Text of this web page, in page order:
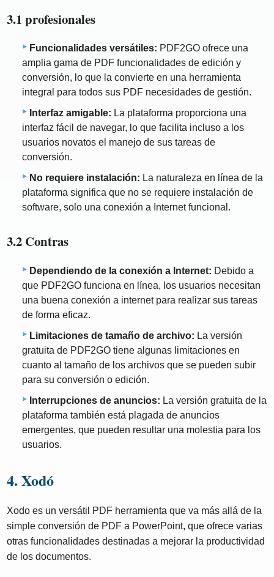
3.1 profesionales
Funcionalidades versátiles: PDF2GO ofrece una
amplia gama de PDF funcionalidades de edición y
conversión, lo que la convierte en una herramienta
integral para todos sus PDF necesidades de gestión.
Interfaz amigable: La plataforma proporciona una
interfaz fácil de navegar, lo que facilita incluso a los
usuarios novatos el manejo de sus tareas de
conversión.
No requiere instalación: La naturaleza en línea de la
plataforma significa que no se requiere instalación de
software, solo una conexión a Internet funcional.
3.2 Contras
Dependiendo de la conexión a Internet: Debido a
que PDF2GO funciona en línea, los usuarios necesitan
una buena conexión a internet para realizar sus tareas
de forma eficaz.
Limitaciones de tamaño de archivo: La versión
gratuita de PDF2GO tiene algunas limitaciones en
cuanto al tamaño de los archivos que se pueden subir
para su conversión o edición.
Interrupciones de anuncios: La versión gratuita de la
plataforma también está plagada de anuncios
emergentes, que pueden resultar una molestia para los
usuarios.
4. Xodó
Xodo es un versátil PDF herramienta que va más allá de la
simple conversión de PDF a PowerPoint, que ofrece varias
otras funcionalidades destinadas a mejorar la productividad
de los documentos.